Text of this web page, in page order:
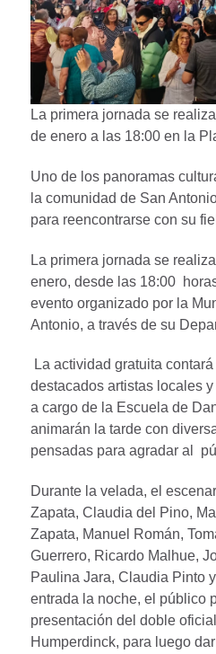
La primera jornada se
de enero a las 18:00 en la
Uno de los panoramas
la comunidad de San
para reencontrarse con su
La primera jornada se
enero, desde las 18:00
evento organizado por la
Antonio, a través de su
La actividad gratuita
destacados artistas locales
a cargo de la Escuela de
animarán la tarde con
pensadas para agradar al
Durante la velada, el
Zapata, Claudia del Pino,
Zapata, Manuel Román,
Guerrero, Ricardo Malhue,
Paulina Jara, Claudia Pinto
entrada la noche, el público
presentación del doble
Humperdinck, para luego